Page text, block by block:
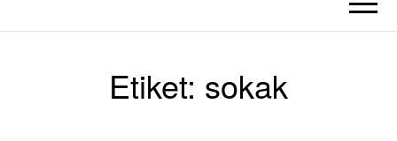
Etiket: sokak